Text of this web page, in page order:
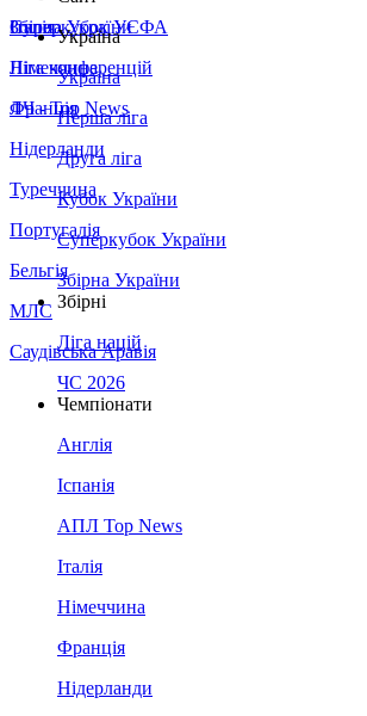
Збірна України
Італія
Німеччина
Франція
Нідерланди
Туреччина
Португалія
Бельгія
МЛС
Саудівська Аравія
Суперкубок УЄФА
Ліга конференцій
ЛЧ - Top News
Україна
Україна
Перша ліга
Друга ліга
Кубок України
Суперкубок України
Збірна України
Збірні
Ліга націй
ЧС 2026
Чемпіонати
Англія
Іспанія
АПЛ Top News
Італія
Німеччина
Франція
Нідерланди